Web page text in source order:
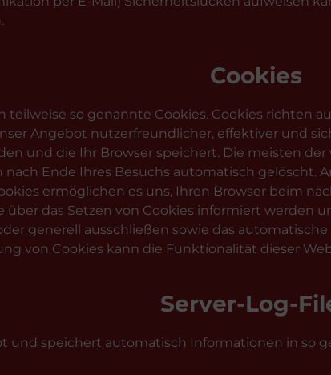
Cookies
so genannte Cookies. Cookies richten
Angebot nutzerfreundlicher, effektiver und
und die Ihr Browser speichert. Die meisten
nach Ende Ihres Besuchs automatisch
ermöglichen es uns, Ihren Browser beim
über das Setzen von Cookies informiert werden
generell ausschließen sowie das
von Cookies kann die Funktionalität dieser
Server-Log-
und speichert automatisch Informationen in so